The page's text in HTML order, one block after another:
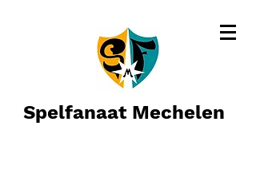
Spelfanaat Mechelen